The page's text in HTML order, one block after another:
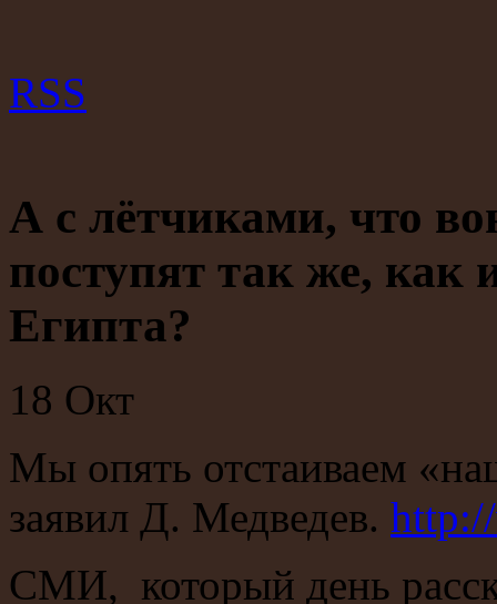
RSS
А с лётчиками, что
поступят так же, как
Египта?
18 Окт
Мы опять отстаиваем
заявил Д. Медведев.
СМИ, который день